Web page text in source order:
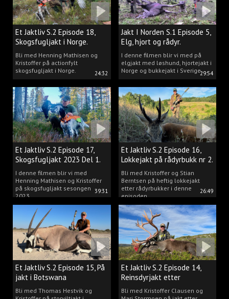
24:32
Et Jaktliv S.2 Episode 18,
Skogsfugljakt i Norge.
Bli med Henning Mathisen og
Kristoffer på actionfylt
skogsfugljakt i Norge.
29:54
Jakt I Norden S.1 Episode 5,
Elg, hjort og rådyr.
I denne filmen blir vi med på
elgjakt med løshund, hjortejakt i
Norge og bukkejakt i Sverige.
39:31
Et Jaktliv S.2 Episode 17,
Skogsfugljakt 2023 Del 1.
I denne filmen blir vi med
Henning Mathisen og Kristoffer
på skogsfugljakt sesongen
2023.
26:49
Et Jaktliv S.2 Episode 16,
Lokkejakt på rådyrbukk nr 2.
Bli med Kristoffer og Stian
Berntsen på heftig lokkejakt
etter rådyrbukker i denne
episoden.
Et Jaktliv S.2 Episode 15, På
jakt i Botswana
Bli med Thomas Hestvik og
Et Jaktliv S.2 Episode 14,
Reinsdyrjakt etter
storbukker.
Bli med Kristoffer Clausen og